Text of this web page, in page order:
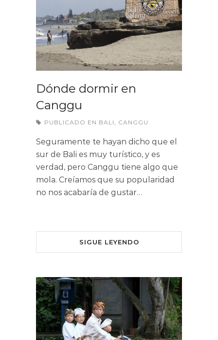
Dónde dormir en
Canggu
PUBLICADO EN BALI , CANGGU
Seguramente te hayan dicho que el
sur de Bali es muy turístico, y es
verdad, pero Canggu tiene algo que
mola. Creíamos que su popularidad
no nos acabaría de gustar…
SIGUE LEYENDO